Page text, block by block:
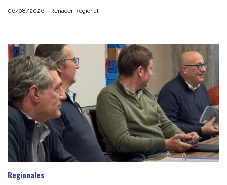
Renacer Regional
06/08/2026
Regionales